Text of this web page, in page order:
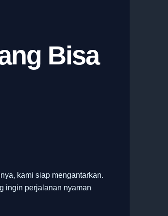
Bisa
kami siap mengantarkan.
ingin perjalanan nyaman